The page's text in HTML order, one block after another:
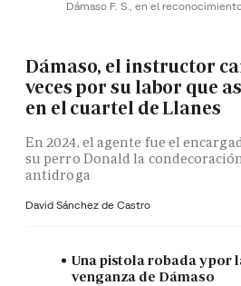
Dámaso F. S., en el
Dámaso, el instructor
veces por su labor que
en el cuartel de Llanes
En 2024, el agente fue el
su perro Donald la
antidroga
David Sánchez de Castro
Una pistola robada y por
venganza de Dámaso